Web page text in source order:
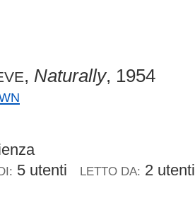
, Naturally, 1954
5 utenti LETTO DA: 2